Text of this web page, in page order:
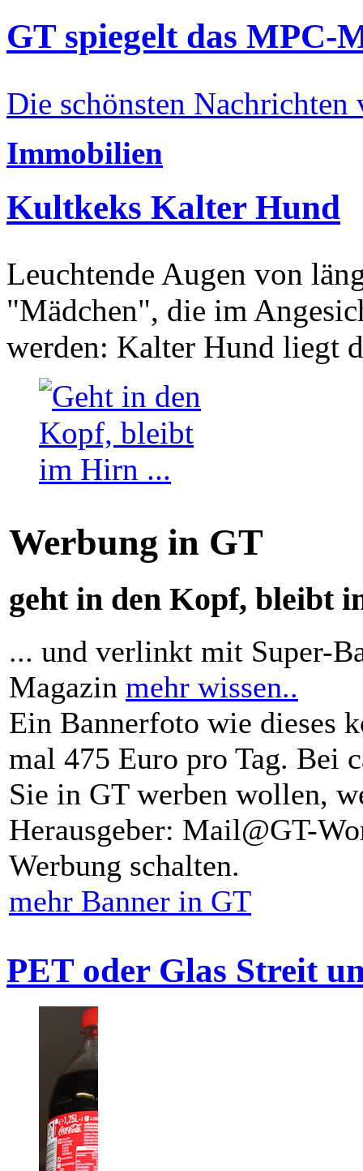
GT spiegelt das MPC-
Die schönsten Nachrichten
Immobilien
Kultkeks Kalter Hund
Leuchtende Augen von
"Mädchen", die im
werden: Kalter Hund liegt
Werbung in GT
geht in den Kopf, bleibt
... und verlinkt mit Super-
Magazin mehr wissen..
Ein Bannerfoto wie dieses
mal 475 Euro pro Tag. Bei
Sie in GT werben wollen,
Herausgeber: Mail@GT-
Werbung schalten.
mehr Banner in GT
PET oder Glas Streit